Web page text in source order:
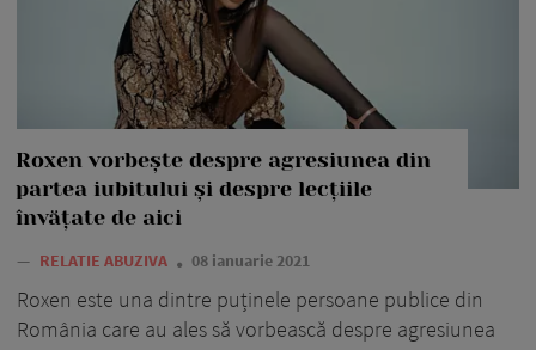
Roxen vorbește despre agresiunea din
partea iubitului și despre lecțiile
învățate de aici
— RELATIE ABUZIVA 08 ianuarie 2021
Roxen este una dintre puținele persoane publice din
România care au ales să vorbească despre agresiunea